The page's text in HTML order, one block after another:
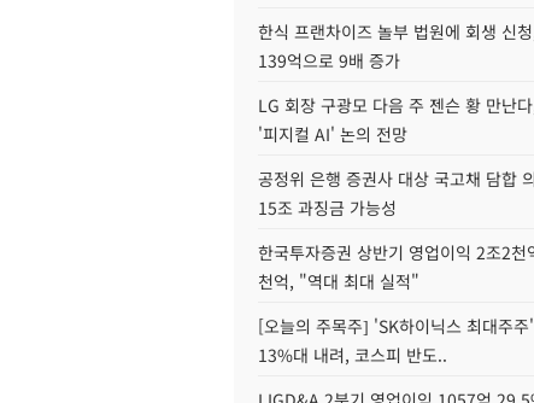
한식 프랜차이즈 놀부 법원에 회생 신
139억으로 9배 증가
LG 회장 구광모 다음 주 젠슨 황 만난
'피지컬 AI' 논의 전망
공정위 은행 증권사 대상 국고채 담합
15조 과징금 가능성
한국투자증권 상반기 영업이익 2조2천
천억, "역대 최대 실적"
[오늘의 주목주] 'SK하이닉스 최대주
13%대 내려, 코스피 반도..